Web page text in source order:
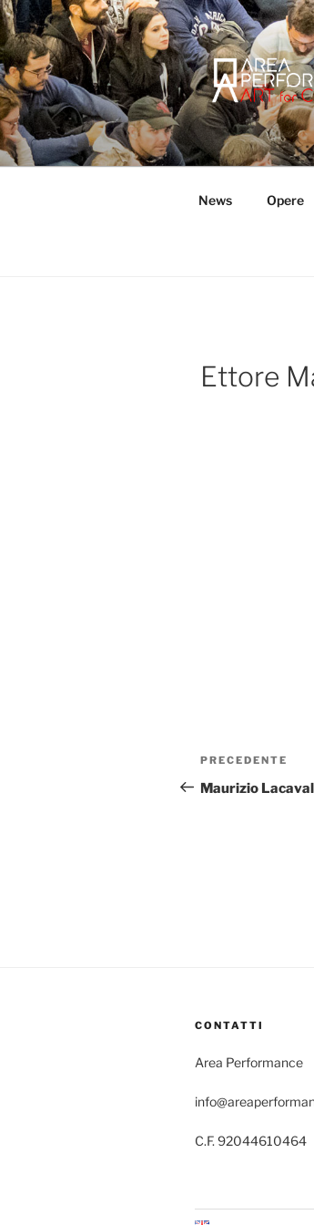
Salta
al
contenuto
AREA
Sito ufficiale
News Opere
Ettore
articoli
Articolo
precedente:
PRECEDENTE
Maurizio
CONTATTI
Area Performance
C.F. 92044610464